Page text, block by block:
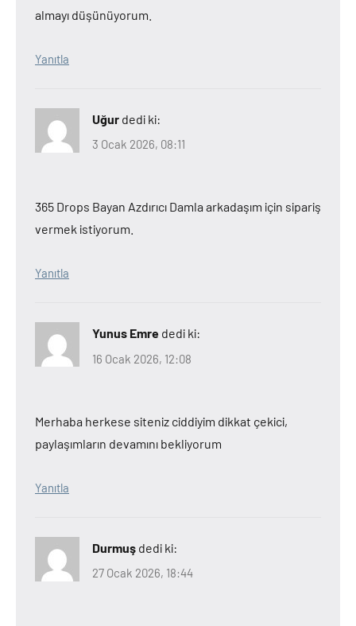
almayı düşünüyorum.
Yanıtla
Uğur dedi ki:
3 Ocak 2026, 08:11
365 Drops Bayan Azdırıcı Damla arkadaşım için sipariş
vermek istiyorum.
Yanıtla
Yunus Emre dedi ki:
16 Ocak 2026, 12:08
Merhaba herkese siteniz ciddiyim dikkat çekici,
paylaşımların devamını bekliyorum
Yanıtla
Durmuş dedi ki:
27 Ocak 2026, 18:44